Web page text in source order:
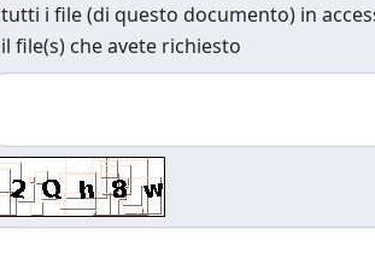
tutti i file (di questo documento) in
il file(s) che avete richiesto